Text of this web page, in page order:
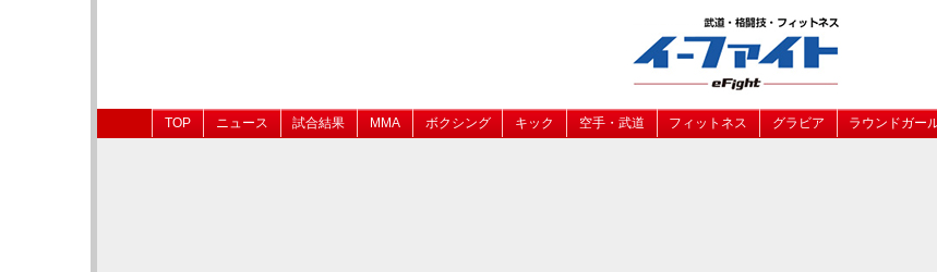
TOP ニュース 試合結果 MMA ボクシング キック 空手・武道 フィットネス グラビア ラウンドガー